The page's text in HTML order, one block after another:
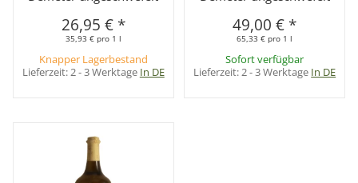
26,95 € *
35,93 € pro 1 l
Knapper Lagerbestand
Lieferzeit:2 - 3 Werktage In DE
49,00 € *
65,33 € pro 1 l
Sofort verfügbar
Lieferzeit:2 - 3 Werktage In DE